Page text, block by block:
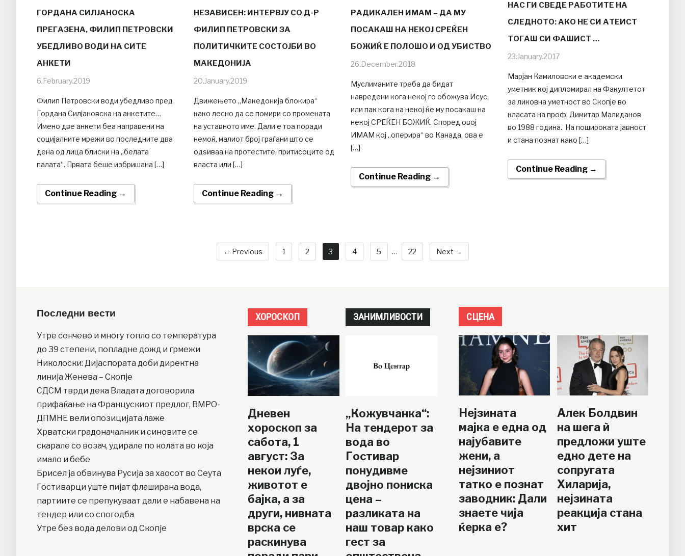
ГОРДАНА СИЛЈАНОСКА
ПРЕГАЗЕНА, ФИЛИП ПЕТРОВСКИ
УБЕДЛИВО ВОДИ НА СИТЕ
АНКЕТИ
6.February.2019
Филип Петровски води убедливо пред
Гордана Силјановска на анкетите…
Имено две анкети беа направени на
социјалните мрежи во последните два
дена од лица блиски на „белата
палата“. Првата беше избришана […]
Continue Reading →
НЕЗАВИСЕН: ИНТЕРВЈУ СО Д-Р
ФИЛИП ПЕТРОВСКИ ЗА
ПОЛИТИЧКИТЕ СОСТОЈБИ ВО
МАКЕДОНИЈА
20.January.2019
Движењето „Македонија блокира“
како лесно да се помири со промената
на уставното име. Дали е тоа поради
немоќ, малиот број граѓани што се
одѕиваа на протестите, притисоците од
власта или […]
Continue Reading →
РАДИКАЛЕН ИМАМ – ДА МУ
ПОСАКАШ НА НЕКОЈ СРЕЌЕН
БОЖИЌ Е ПОЛОШО И ОД УБИСТВО
26.December.2018
Муслиманите треба да бидат
навредени кога некој го обожува Исус,
или пак кога на некој ќе му посакаш на
некој СРЕЌЕН БОЖИЌ. Според овој
ИМАМ кој „оперира“ во Канада, ова е
[…]
Continue Reading →
НАС ГИ СВЕДЕ РАБОТИТЕ НА
СЛЕДНОТО: АКО НЕ СИ АТЕИСТ
ТОГАШ СИ ФАШИСТ …
23.January.2017
Марјан Камиловски е академски
уметник кој дипломирал на Факултетот
за ликовна уметност во Скопје во
класата на проф. Димитар Малиданов
во 1988 година. На пошироката јавност
и стана познат како […]
Continue Reading →
← Previous 1 2 3 4 5 … 22 Next →
Последни вести
Утре сончево и многу топло со температура
до 39 степени, попладне дожд и грмежи
Николоски: Дијаспората доби директна
линија Женева – Скопје
СДСМ тврди дека Владата договорила
прифаќање на Францускиот предлог, ВМРО-
ДПМНЕ вели опозицијата лаже
Хрватски градоначалник и синовите се
скарале со возач, удирале по колата во која
имало и бебе
Брисел ја обвинува Русија за хаосот во Сеута
Гостиварци уште пијат флаширана вода,
партиите се препукуваат дали е набавена на
тендер или со спогодба
Утре без вода делови од Скопје
ХОРОСКОП
Дневен
хороскоп за
сабота, 1
август: За
некои луѓе,
животот е
бајка, а за
други, нивната
врска се
раскинува
ЗАНИМЛИВОСТИ
„Кожувчанка“:
На тендерот за
вода во
Гостивар
понудивме
двојно пониска
цена –
разликата на
наш товар како
гест за
СЦЕНА
Нејзината
мајка е една од
најубавите
жени, а
нејзиниот
татко е познат
заводник: Дали
знаете чија
ќерка е?
Алек Болдвин
на шега ѝ
предложи уште
едно дете на
сопругата
Хиларија,
нејзината
реакција стана
хит